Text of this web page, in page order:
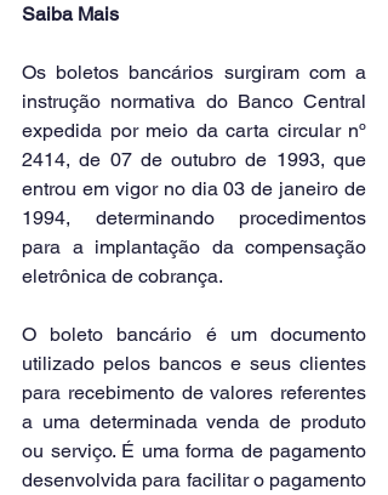
Saiba Mais
Os boletos bancários surgiram com a
instrução normativa do Banco Central
expedida por meio da carta circular nº
2414, de 07 de outubro de 1993, que
entrou em vigor no dia 03 de janeiro de
1994, determinando procedimentos
para a implantação da compensação
eletrônica de cobrança.
O boleto bancário é um documento
utilizado pelos bancos e seus clientes
para recebimento de valores referentes
a uma determinada venda de produto
ou serviço. É uma forma de pagamento
desenvolvida para facilitar o pagamento